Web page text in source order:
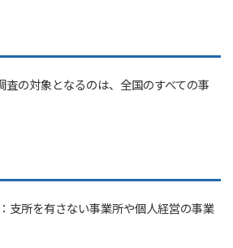
の対象となるのは、全国のすべての事
支所を有さない事業所や個人経営の事業